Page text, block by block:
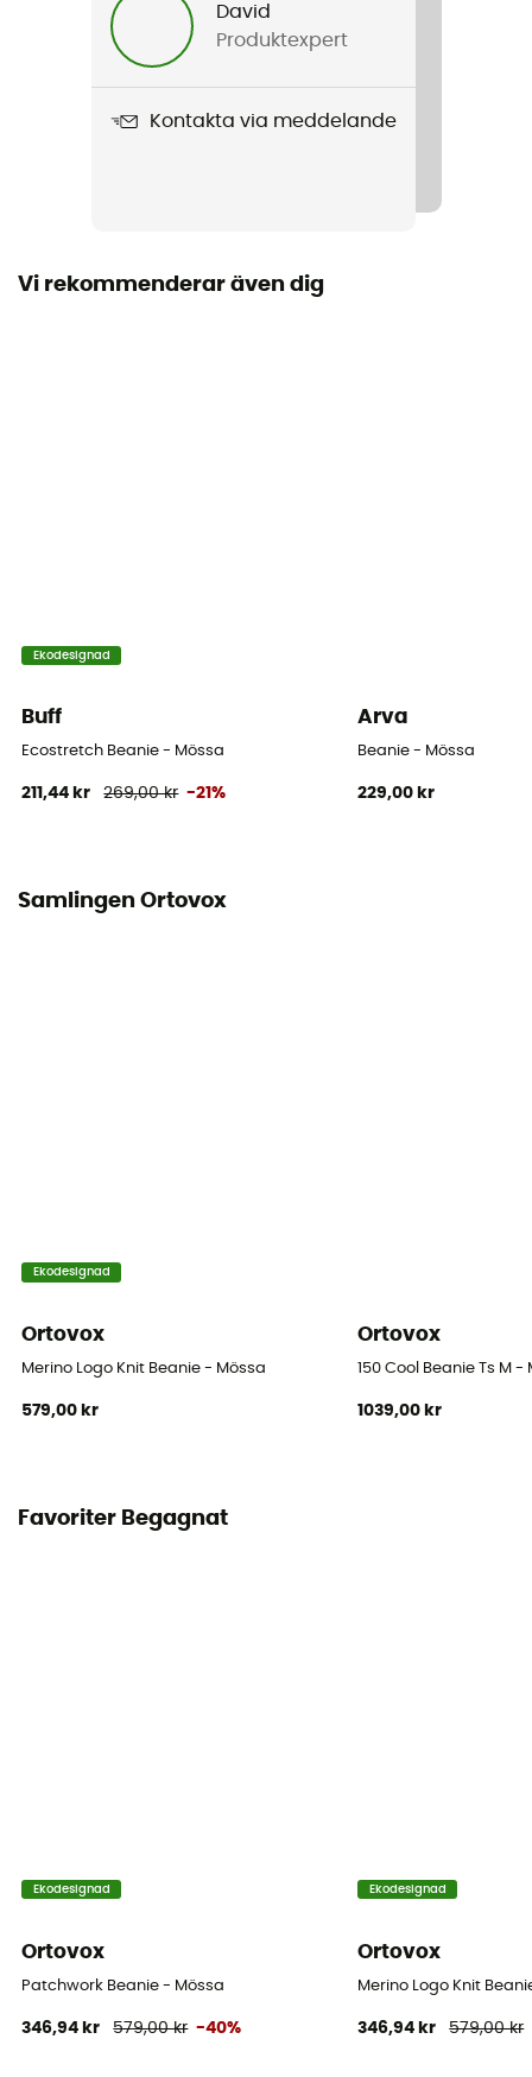
Herr / Dam
Garanterat europeiskt ursprung
David
Produktexpert
Kontakta via meddelande
Vi rekommenderar även dig
Ekodesignad
Buff
Ecostretch Beanie - Mössa
211,44 kr 269,00 kr -21%
Arva
Beanie - Mössa
229,00 kr
Samlingen Ortovox
Ekodesignad
Ortovox
Merino Logo Knit Beanie - Mössa
579,00 kr
Ortovox
150 Cool Beanie Ts M -
1039,00 kr
Favoriter Begagnat
Ekodesignad
Ortovox
Patchwork Beanie - Mössa
346,94 kr 579,00 kr -40%
Ekodesignad
Ortovox
Merino Logo Knit
346,94 kr 579,00 kr